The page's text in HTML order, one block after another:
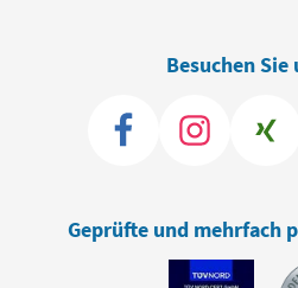
Besuchen Sie
Geprüfte und mehrfach